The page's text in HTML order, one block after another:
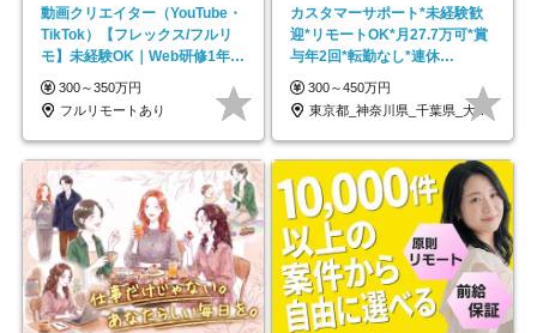
動画クリエイター（YouTube・
TikTok）【フレックス/フルリ
モ】未経験OK｜Web研修1年間
｜副業OK
300～350万円
フルリモートあり
カスタマーサポート*未経験歓
迎*リモートOK*月27.7万可*賞
与年2回*転勤なし*連休
OK/ZE010232
300～450万円
東京都_神奈川県_千葉県_大阪府_愛知県…